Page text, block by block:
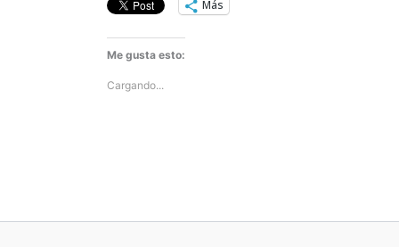
Más
Me gusta esto:
Cargando...